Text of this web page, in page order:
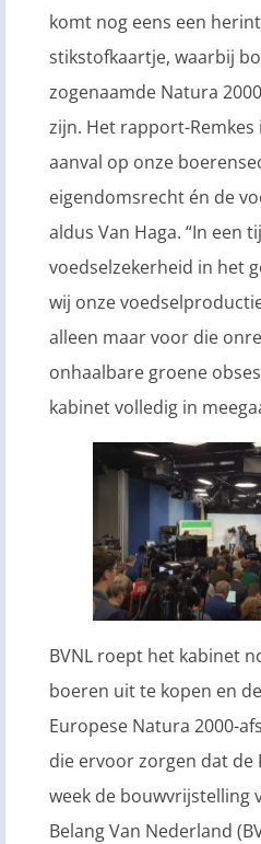
komt nog eens een
stikstofkaartje, waarbij
zogenaamde Natura
zijn. Het rapport-
aanval op onze
eigendomsrecht én de
aldus Van Haga. “In een
voedselzekerheid in het
wij onze
alleen maar voor die
onhaalbare groene
kabinet volledig in
BVNL roept het kabinet
boeren uit te kopen en
Europese Natura 2000-
die ervoor zorgen dat de
week de bouwvrijstelling
Belang Van Nederland